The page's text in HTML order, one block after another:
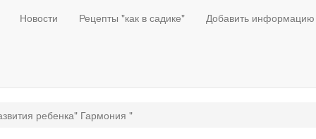
Новости Рецепты "как в садике" Добавить
ребенка" Гармония "